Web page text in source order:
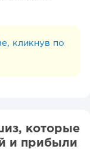
кликнув по
которые
и прибыли